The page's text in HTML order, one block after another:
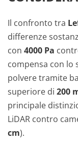
Il confronto tra
differenze
con 4000 Pa
compensa con lo
polvere tramite
superiore di 200
principale
LiDAR contro
cm).